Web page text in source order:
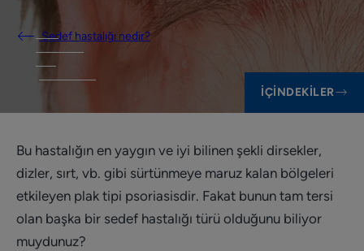
Sedef hastalığı nedir?
İÇINDEKILER
Bu hastalığın en yaygın ve iyi bilinen şekli dirsekler,
dizler, sırt, vb. gibi sürtünmeye maruz kalan bölgeleri
etkileyen plak tipi psoriasisdir. Fakat bunun tam tersi
olan başka bir sedef hastalığı türü olduğunu biliyor
muydunuz?